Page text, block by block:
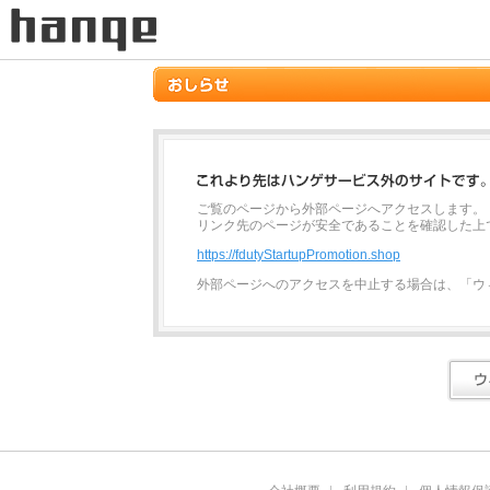
ご覧のページから外部ページへアクセスします。
リンク先のページが安全であることを確認した
https://fdutyStartupPromotion.shop
外部ページへのアクセスを中止する場合は、「